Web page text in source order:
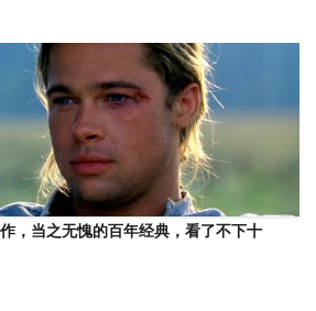
，当之无愧的百年经典，看了不下十